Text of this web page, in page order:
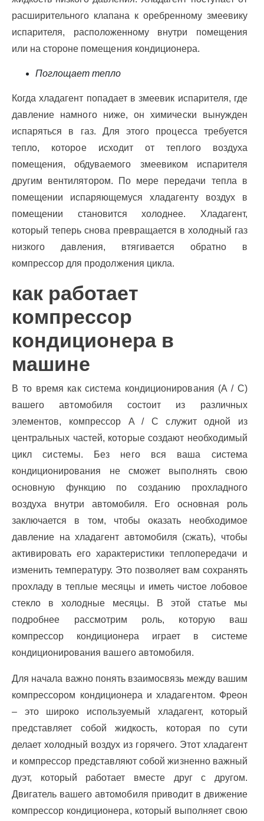
расширительного клапана к оребренному змеевику
испарителя, расположенному внутри помещения
или на стороне помещения кондиционера.
Поглощает тепло
Когда хладагент попадает в змеевик испарителя, где
давление намного ниже, он химически вынужден
испаряться в газ. Для этого процесса требуется
тепло, которое исходит от теплого воздуха
помещения, обдуваемого змеевиком испарителя
другим вентилятором. По мере передачи тепла в
помещении испаряющемуся хладагенту воздух в
помещении становится холоднее. Хладагент,
который теперь снова превращается в холодный газ
низкого давления, втягивается обратно в
компрессор для продолжения цикла.
как работает
компрессор
кондиционера в
машине
В то время как система кондиционирования (A / C)
вашего автомобиля состоит из различных
элементов, компрессор A / C служит одной из
центральных частей, которые создают необходимый
цикл системы. Без него вся ваша система
кондиционирования не сможет выполнять свою
основную функцию по созданию прохладного
воздуха внутри автомобиля. Его основная роль
заключается в том, чтобы оказать необходимое
давление на хладагент автомобиля (сжать), чтобы
активировать его характеристики теплопередачи и
изменить температуру. Это позволяет вам сохранять
прохладу в теплые месяцы и иметь чистое лобовое
стекло в холодные месяцы. В этой статье мы
подробнее рассмотрим роль, которую ваш
компрессор кондиционера играет в системе
кондиционирования вашего автомобиля.
Для начала важно понять взаимосвязь между вашим
компрессором кондиционера и хладагентом. Фреон
– это широко используемый хладагент, который
представляет собой жидкость, которая по сути
делает холодный воздух из горячего. Этот хладагент
и компрессор представляют собой жизненно важный
дуэт, который работает вместе друг с другом.
Двигатель вашего автомобиля приводит в движение
компрессор кондиционера, который выполняет свою